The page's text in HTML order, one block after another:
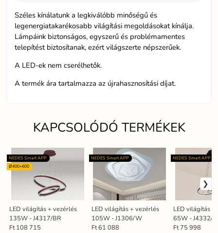
Széles kínálatunk a legkiválóbb minőségű és
legenergiatakarékosabb világítási megoldásokat kínálja.
Lámpáink biztonságos, egyszerű és problémamentes
telepítést biztosítanak, ezért világszerte népszerűek.
A LED-ek nem cserélhetők.
A termék ára tartalmazza az újrahasznosítási díjat.
KAPCSOLÓDÓ TERMÉKEK
LED világítás + vezérlés
135W - J4317/BR
NEDES Smart APP
Ø400+600
Ft 108 715
LED világítás + vezérlés
105W - J1306/W
NEDES Smart APP
Ft 61 088
LED világítás +
65W - J4332/B
NEDES Smart APP
Ft 75 998